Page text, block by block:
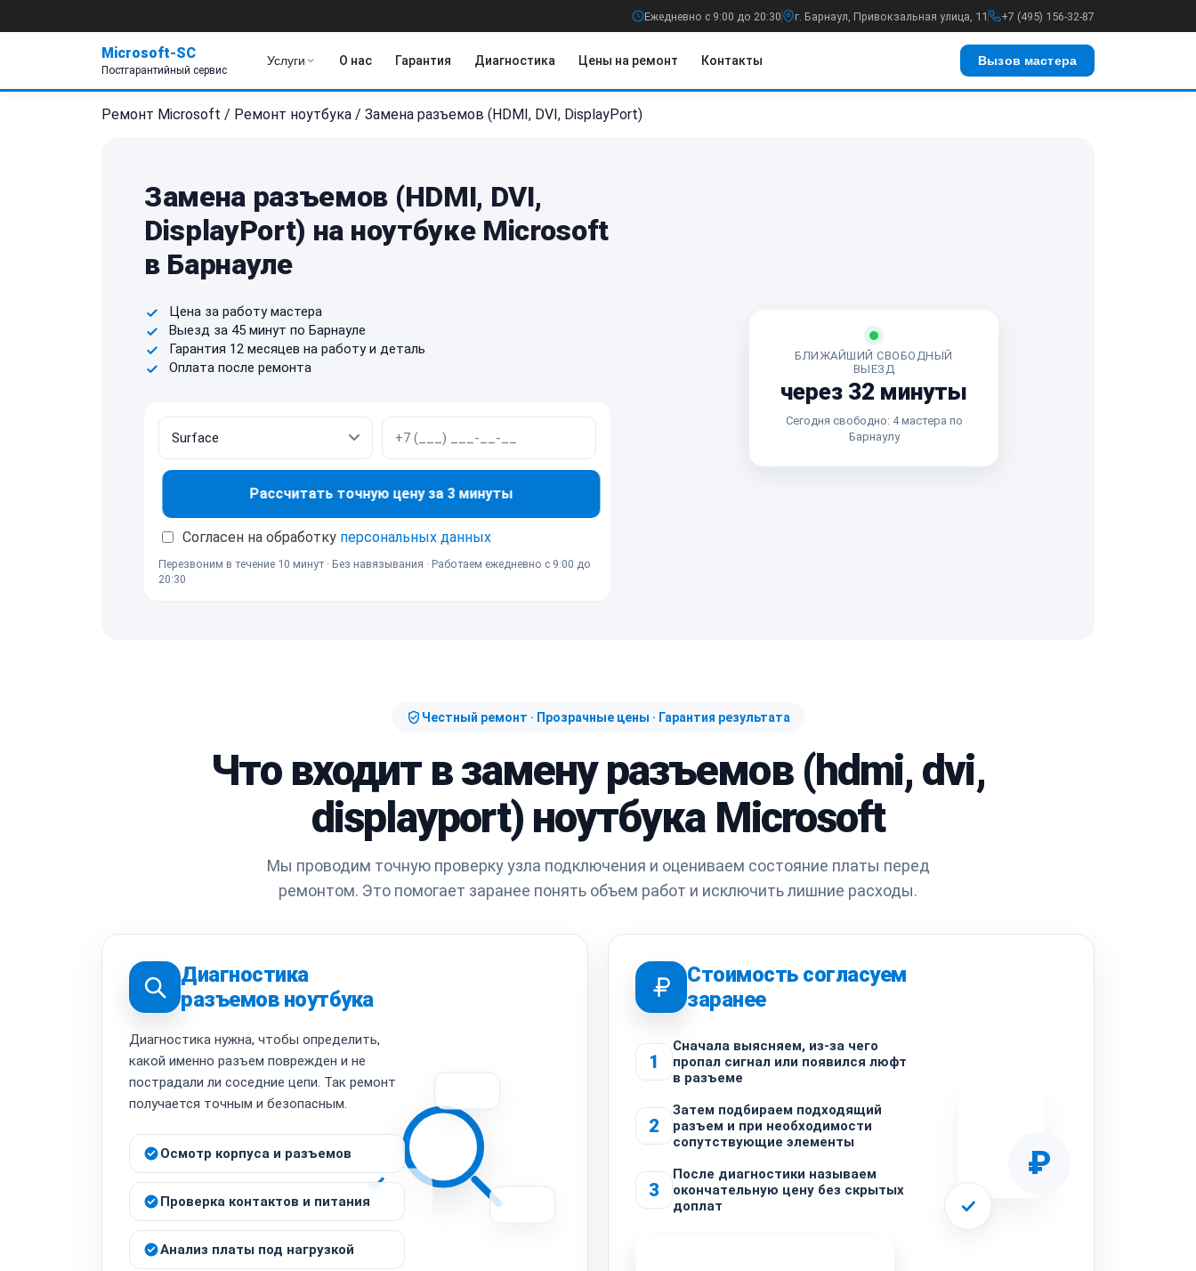
Ежедневно с 9:00 до 20:30 г. Барнаул, Привокзальная улица, 11 +7 (495) 156-32-87
Microsoft-SC
Постгарантийный сервис
Услуги О нас Гарантия Диагностика Цены на ремонт Контакты Вызов мастера
Ремонт Microsoft / Ремонт ноутбука / Замена разъемов (HDMI, DVI, DisplayPort)
Замена разъемов (HDMI, DVI,
DisplayPort) на ноутбуке Microsoft
в Барнауле
Цена за работу мастера
Выезд за 45 минут по Барнауле
Гарантия 12 месяцев на работу и деталь
Оплата после ремонта
Рассчитать точную цену за 3 минуты
Согласен на обработку персональных данных
Перезвоним в течение 10 минут · Без навязывания · Работаем ежедневно с 9:00 до
20:30
БЛИЖАЙШИЙ СВОБОДНЫЙ
ВЫЕЗД
через 32 минуты
Сегодня свободно: 4 мастера по
Барнаулу
Честный ремонт · Прозрачные цены · Гарантия результата
Что входит в замену разъемов (hdmi, dvi,
displayport) ноутбука Microsoft
Мы проводим точную проверку узла подключения и оцениваем состояние платы перед
ремонтом. Это помогает заранее понять объем работ и исключить лишние расходы.
Диагностика
разъемов ноутбука
Диагностика нужна, чтобы определить,
какой именно разъем поврежден и не
пострадали ли соседние цепи. Так ремонт
получается точным и безопасным.
Осмотр корпуса и разъемов
Проверка контактов и питания
Анализ платы под нагрузкой
Стоимость согласуем
заранее
1
Сначала выясняем, из-за чего
пропал сигнал или появился люфт
в разъеме
2
Затем подбираем подходящий
разъем и при необходимости
сопутствующие элементы
3
После диагностики называем
окончательную цену без скрытых
доплат
₽